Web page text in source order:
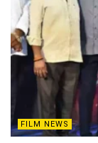
FILM NEWS